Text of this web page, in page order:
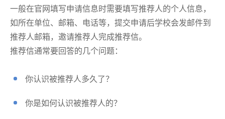
一般在官网填写申请信息时需要填写推荐人的个人信息，
如所在单位、邮箱、电话等，提交申请后学校会发邮件到
推荐人邮箱，邀请推荐人完成推荐信。
推荐信通常要回答的几个问题：
你认识被推荐人多久了？
你是如何认识被推荐人的？